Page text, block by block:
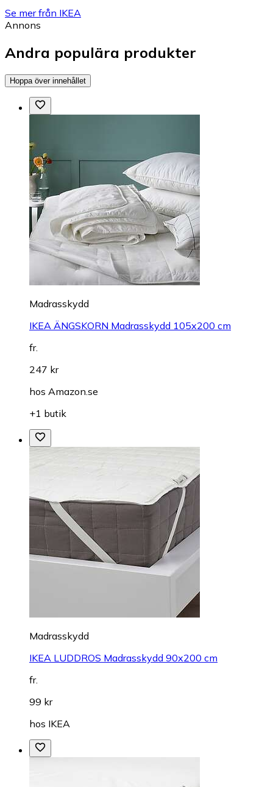
Se mer från IKEA
Annons
Andra populära produkter
Hoppa över innehållet
Madrasskydd
IKEA ÄNGSKORN Madrasskydd 105x200 cm
fr.
247 kr
hos Amazon.se
+1 butik
Madrasskydd
IKEA LUDDROS Madrasskydd 90x200 cm
fr.
99 kr
hos IKEA